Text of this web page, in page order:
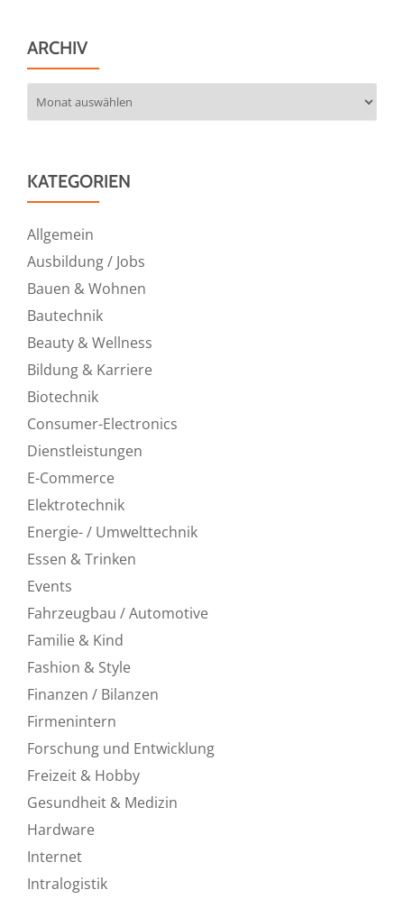
ARCHIV
KATEGORIEN
Allgemein
Ausbildung / Jobs
Bauen & Wohnen
Bautechnik
Beauty & Wellness
Bildung & Karriere
Biotechnik
Consumer-Electronics
Dienstleistungen
E-Commerce
Elektrotechnik
Energie- / Umwelttechnik
Essen & Trinken
Events
Fahrzeugbau / Automotive
Familie & Kind
Fashion & Style
Finanzen / Bilanzen
Firmenintern
Forschung und Entwicklung
Freizeit & Hobby
Gesundheit & Medizin
Hardware
Internet
Intralogistik